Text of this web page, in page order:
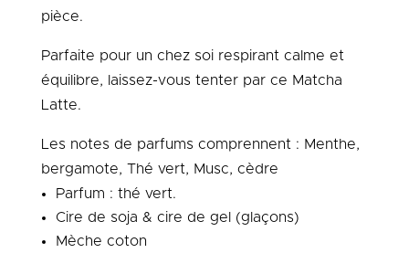
pièce.
Parfaite pour un chez soi respirant calme et
équilibre, laissez-vous tenter par ce Matcha
Latte.
Les notes de parfums comprennent : Menthe,
bergamote, Thé vert, Musc, cèdre
Parfum : thé vert.
Cire de soja & cire de gel (glaçons)
Mèche coton